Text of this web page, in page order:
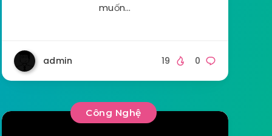
muốn…
admin 0
19
Công Nghệ